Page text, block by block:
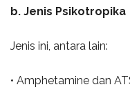
b. Jenis Psikotropika
Jenis ini, antara lain:
• Amphetamine dan